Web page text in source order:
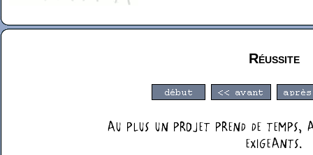
Réussite